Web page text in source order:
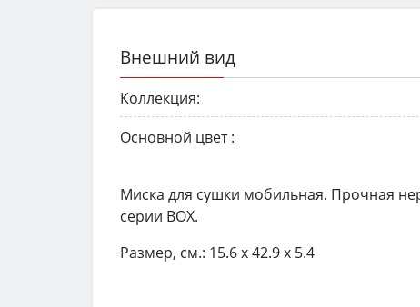
Внешний вид
Коллекция:
Основной цвет :
Миска для сушки мобильная. Прочная
серии BOX.
Размер, см.: 15.6 х 42.9 х 5.4